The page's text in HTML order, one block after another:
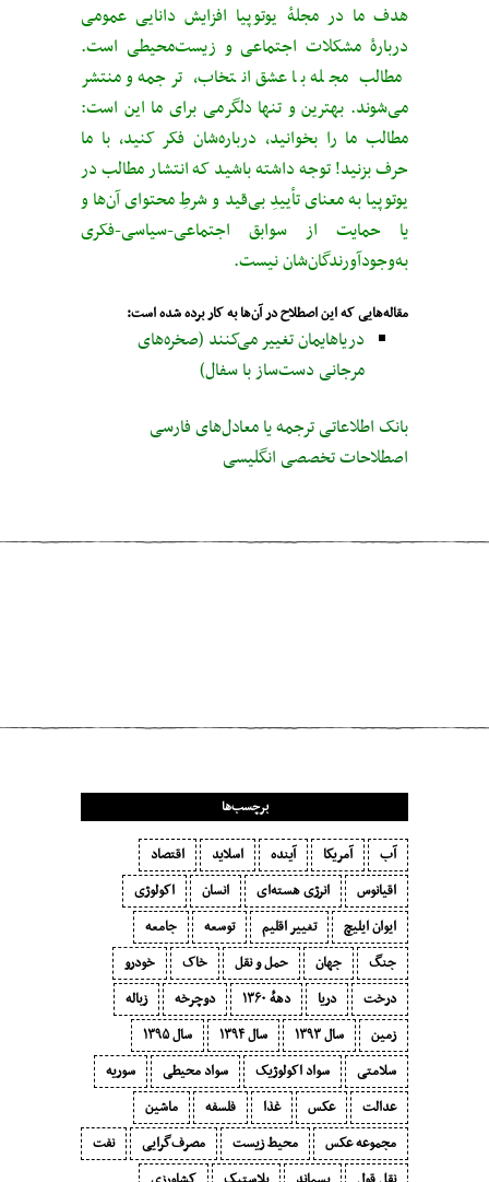
هدف ما در مجلهٔ یوتوپیا افزایش دانایی عمومی
دربارهٔ مشکلات اجتماعی و زیست‌محیطی است.
مطالب مجله با عشق انتخاب، ترجمه و منتشر
می‌شوند. بهترین و تنها دلگرمی برای ما این است:
مطالب ما را بخوانید، درباره‌شان فکر کنید، با ما
حرف بزنید! توجه داشته باشید که انتشار مطالب در
یوتوپیا به معنای تأییدِ بی‌قید‌ و شرطِ محتوای آن‌ها و
یا حمایت از سوابق اجتماعی-سیاسی-فکری
به‌وجودآورندگان‌شان نیست.
مقاله‌هایی که این اصطلاح در آن‌ها به کار برده شده است:
دریاهایمان تغییر می‌کنند (صخره‌های
مرجانی دست‌ساز با سفال)
بانک اطلاعاتی ترجمه یا معادل‌های فارسی
اصطلاحات تخصصی انگلیسی
برچسب‌ها
آب آمریکا آینده اسلاید
اقتصاد
اقیانوس
انرژی هسته‌ای انسان
اکولوژی
ایوان ایلیچ
تغییر اقلیم توسعه
جامعه
جنگ
جهان حمل و نقل خاک
خودرو
درخت
دریا دههٔ ۱‍۳۶۰ دوچرخه
زباله
زمین
سال ۱۳۹۳ سال ۱۳۹۴
سال ۱۳۹۵
سلامتی
سواد اکولوژیک سواد محیطی
سوریه
عدالت
عکس غذا فلسفه
ماشین
مجموعه عکس
محیط زیست مصرف‌گرایی‬
نفت